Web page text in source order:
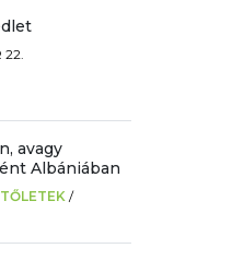
avagy
Albániában
/